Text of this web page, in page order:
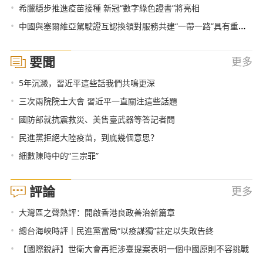
• 希臘穩步推進疫苗接種 新冠“數字綠色證書”將亮相
• 中國與塞爾維亞駕駛證互認換領對服務共建“一帶一路”具有重要意義
要聞 更多
• 5年沉澱，習近平這些話我們共鳴更深
• 三次兩院院士大會 習近平一直關注這些話題
• 國防部就抗震救災、美售臺武器等答記者問
• 民進黨拒絕大陸疫苗，到底幾個意思？
• 細數陳時中的“三宗罪”
評論 更多
• 大灣區之聲熱評：開啟香港良政善治新篇章
• 總台海峽時評｜民進黨當局“以疫謀獨”註定以失敗告終
• 【國際銳評】世衛大會再拒涉臺提案表明一個中國原則不容挑戰